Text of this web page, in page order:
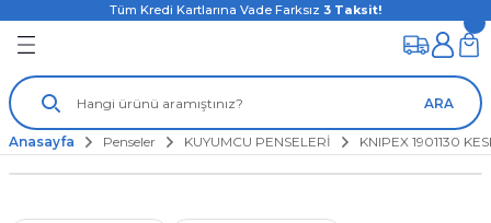
Tüm Kredi Kartlarına Vade Farksız 3 Taksit!
ARA
Anasayfa Penseler KUYUMCU PENSELERİ KNIPEX 1901130